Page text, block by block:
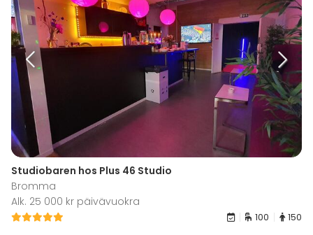
Studiobaren hos Plus 46 Studio
Bromma
Alk. 25 000 kr päivävuokra
100 150